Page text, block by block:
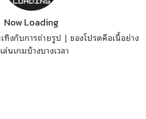
Now Loading
งกับการถ่ายรูป | ของโปรดคือเนื้อย่าง
ล่นเกมบ้างบางเวลา